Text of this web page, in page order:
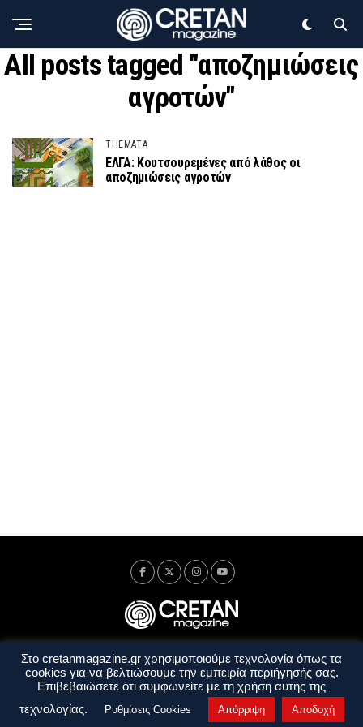
All posts tagged "αποζημιώσεις
αγροτών"
THEMATA
ΕΛΓΑ: Κουτσουρεμένες από λάθος οι
αποζημιώσεις αγροτών
Ταυτότητα Πολιτική Απορρήτου
Όροι Χρήσης
Όροι και Προϋποθέσεις
Στο cretanmagazine.gr χρησιμοποιούμε τεχνολογία όπως τα
cookies για να βελτιώσουμε την εμπειρία περιήγησής σας.
Επιβεβαιώσετε ότι συμφωνείτε με τη χρήση αυτής της
τεχνολογίας.
Ρυθμίσεις Cookies Απόρριψη Αποδοχή